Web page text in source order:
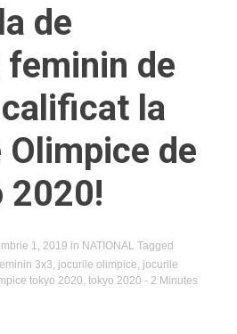
de
de
la
de
2020!
1, 2019 in NATIONAL Tagged
3x3 jocurile olimpice jocurile
tokyo 2020 tokyo 2020 - 2 Minutes